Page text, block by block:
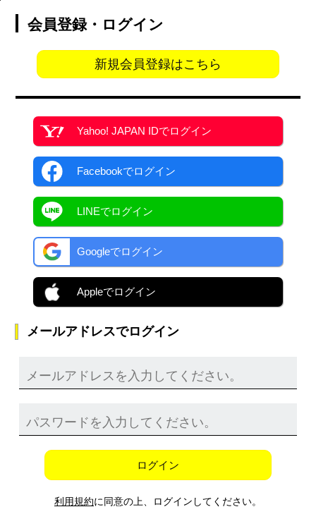
会員登録・ログイン
新規会員登録はこちら
Yahoo! JAPAN IDでログイン
Facebookでログイン
LINEでログイン
Googleでログイン
Appleでログイン
メールアドレスでログイン
ログイン
利用規約に同意の上、ログインしてください。